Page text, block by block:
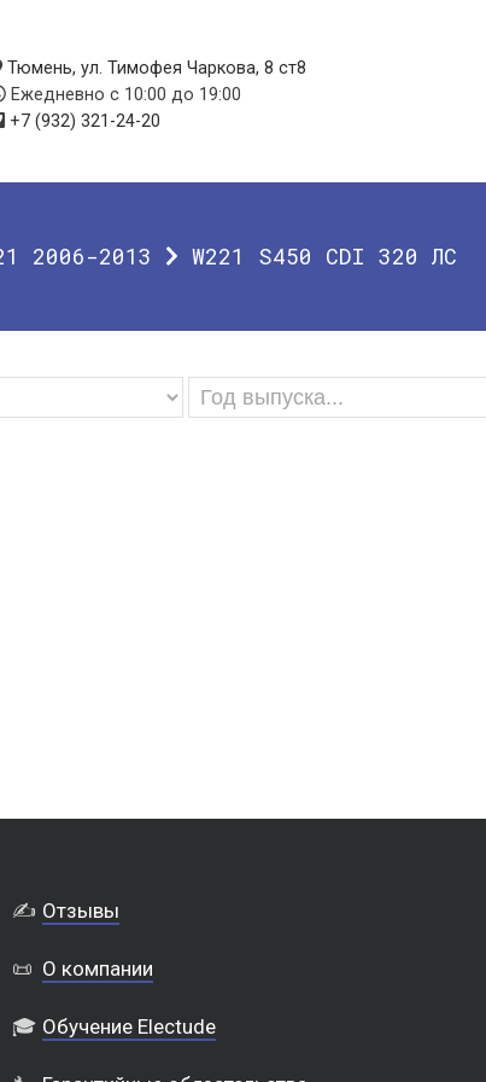
Тюмень, ул. Тимофея Чаркова, 8 ст8
Ежедневно с 10:00 до 19:00
+7 (932) 321-24-20
2006-2013 W221 S450 CDI 320 ЛС
✍️ Отзывы
📜 О компании
🎓 Обучение Electude